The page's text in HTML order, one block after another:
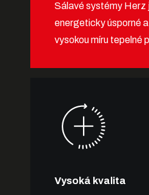
Sálavé systémy Herz
energeticky úsporné
vysokou míru tepelné
Vysoká kvalita